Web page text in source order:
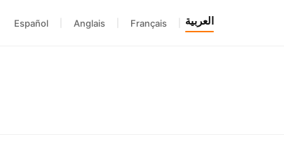
العربية Français
Anglais
Español